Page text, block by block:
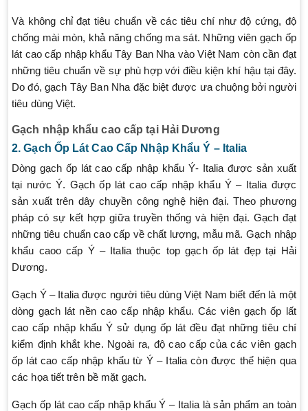
Và không chỉ đạt tiêu chuẩn về các tiêu chí như độ cứng, độ
chống mài mòn, khả năng chống ma sát. Những viên gạch ốp
lát cao cấp nhập khẩu Tây Ban Nha vào Việt Nam còn cần đạt
những tiêu chuẩn về sự phù hợp với điều kiện khí hậu tại đây.
Do đó, gạch Tây Ban Nha đặc biệt được ưa chuộng bởi người
tiêu dùng Việt.
Gạch nhập khẩu cao cấp tại Hải Dương
2. Gạch Ốp Lát Cao Cấp Nhập Khẩu Ý – Italia
Dòng gạch ốp lát cao cấp nhập khẩu Ý- Italia được sản xuất
tại nước Ý. Gạch ốp lát cao cấp nhập khẩu Ý – Italia được
sản xuất trên dây chuyền công nghệ hiện đại. Theo phương
pháp có sự kết hợp giữa truyền thống và hiện đại. Gạch đạt
những tiêu chuẩn cao cấp về chất lượng, mẫu mã. Gạch nhập
khẩu caoo cấp Ý – Italia thuộc top gạch ốp lát đẹp tại Hải
Dương.
Gạch Ý – Italia được người tiêu dùng Việt Nam biết đến là một
dòng gạch lát nền cao cấp nhập khẩu. Các viên gạch ốp lất
cao cấp nhập khẩu Ý sử dụng ốp lát đều đạt những tiêu chí
kiểm định khắt khe. Ngoài ra, độ cao cấp của các viên gạch
ốp lát cao cấp nhập khẩu từ Ý – Italia còn được thể hiện qua
các họa tiết trên bề mặt gạch.
Gạch ốp lát cao cấp nhập khẩu Ý – Italia là sản phẩm an toàn